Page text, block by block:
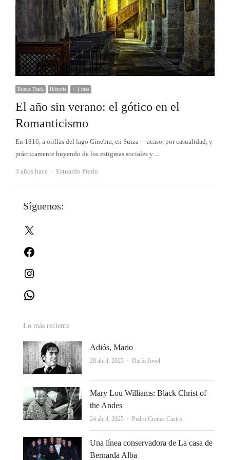
Bonus Track Historia + 1 más
El año sin verano: el gótico en el
Romanticismo
En 1816, a orillas del lago Ginebra, en Suiza —acaso, por casualidad, y
prácticamente huyendo de los estigmas sociales y…
3 años hace Autor
Estuardo Prado
Síguenos:
Lo más reciente
Adiós, Mario
28 abril, 2025 Autor
Darío Jovel
Mary Lou Williams: Black Christ of
the Andes
24 abril, 2025 Autor
Pedro Crenes Castro
Una línea conservadora de La casa de
Bernarda Alba